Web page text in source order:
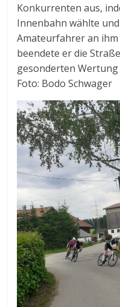
Konkurrenten aus,
Innenbahn wählte
Amateurfahrer an
beendete er die
gesonderten Wertung
Foto: Bodo Schwager